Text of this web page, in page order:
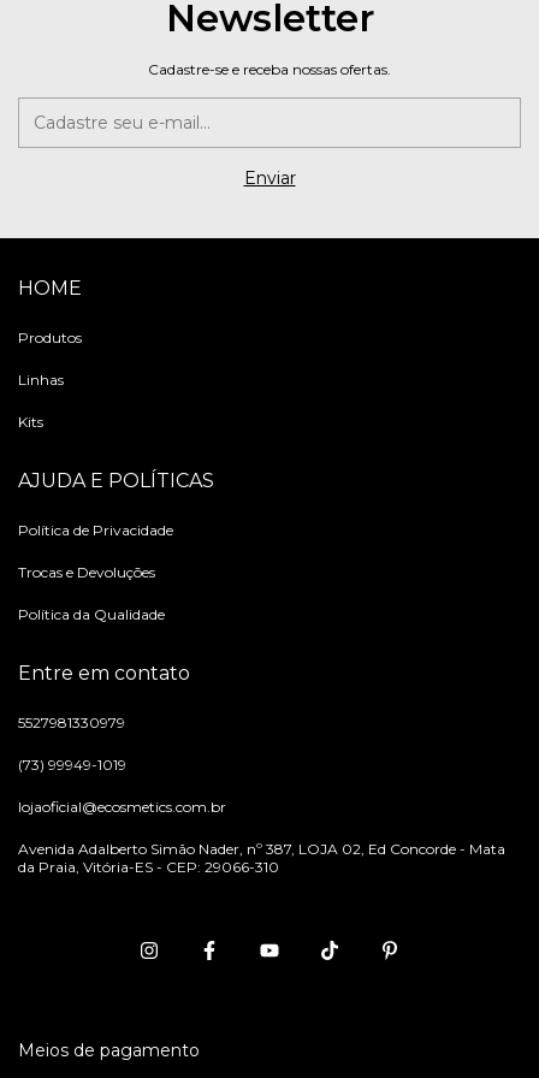
Newsletter
Cadastre-se e receba nossas ofertas.
HOME
Produtos
Linhas
Kits
AJUDA E POLÍTICAS
Política de Privacidade
Trocas e Devoluções
Política da Qualidade
Entre em contato
5527981330979
(73) 99949-1019
lojaoficial@ecosmetics.com.br
Avenida Adalberto Simão Nader, nº 387, LOJA 02, Ed Concorde - Mata
da Praia, Vitória-ES - CEP: 29066-310
Meios de pagamento